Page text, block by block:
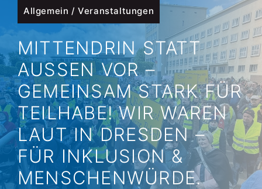
Allgemein /Veranstaltungen
MITTENDRIN STATT
AUSSEN VOR – G
EMEINSAM STARK FÜR T
EILHABE! WIR WAREN L
AUT IN DRESDEN – F
ÜR INKLUSION & M
ENSCHENWÜRDE.